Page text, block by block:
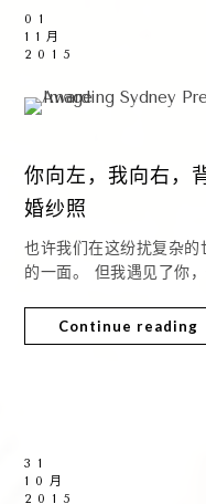
01
11月
2015
你向左，我向右，
婚纱照
也许我们在这纷扰复杂
的一面。 但我遇见了你
Continue reading
31
10月
2015